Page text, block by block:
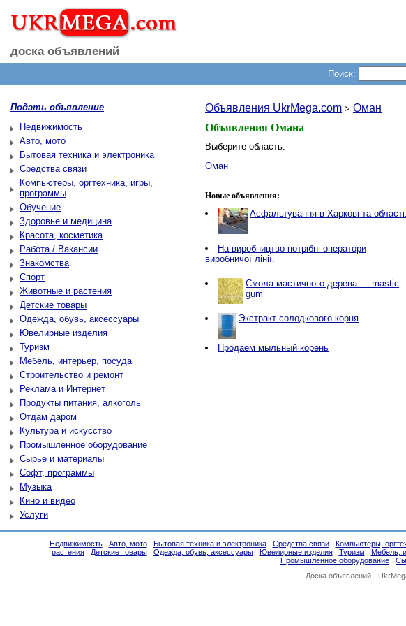
доска объявлений
Поиск:
Подать объявление
Недвижимость
Авто, мото
Бытовая техника и электроника
Средства связи
Компьютеры, оргтехника, игры,
программы
Обучение
Здоровье и медицина
Красота, косметика
Работа / Вакансии
Знакомства
Спорт
Животные и растения
Детские товары
Одежда, обувь, аксессуары
Ювелирные изделия
Туризм
Мебель, интерьер, посуда
Строительство и ремонт
Реклама и Интернет
Продукты питания, алкоголь
Отдам даром
Культура и искусство
Промышленное оборудование
Сырье и материалы
Софт, программы
Музыка
Кино и видео
Услуги
Объявления UkrMega.com > Оман
Объявления Омана
Выберите область:
Оман
Новые объявления:
Асфальтування в Харкові та області.
Нa виробництво потрібні оператори
виробничої лінії.
Смола мастичного дерева — mastic
gum
Экстракт солодкового корня
Продаем мыльный корень
Недвижимость Авто, мото Бытовая техника и электроника Средства связи Компьютеры,
растения
Детские товары Одежда, обувь, аксессуары Ювелирные изделия Туризм Мебель,
Промышленное оборудование
Доска объявлений -